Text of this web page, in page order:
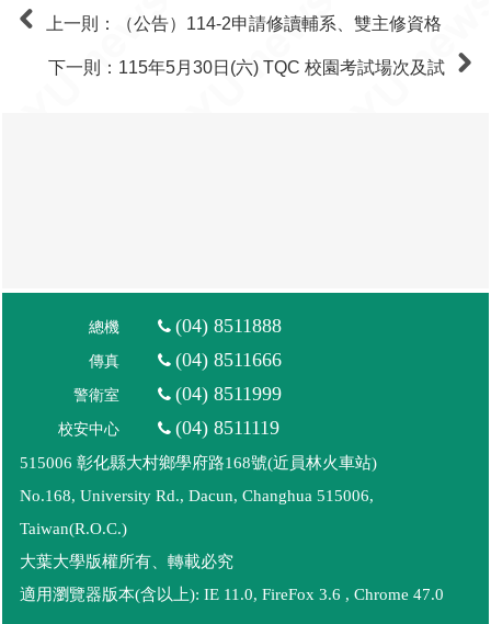
總機 (04) 8511888
傳真 (04) 8511666
警衛室 (04) 8511999
校安中心 (04) 8511119
515006 彰化縣大村鄉學府路168號(近員林火車站)
No.168, University Rd., Dacun, Changhua 515006,
Taiwan(R.O.C.)
大葉大學版權所有、轉載必究
適用瀏覽器版本(含以上): IE 11.0, FireFox 3.6 , Chrome 47.0